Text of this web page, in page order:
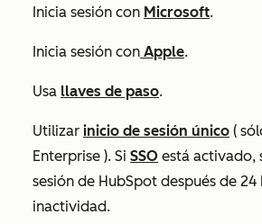
Inicia sesión con Microsoft.
Inicia sesión con Apple.
Usa llaves de paso.
Utilizar inicio de sesión único (
Enterprise ). Si SSO está activado,
sesión de HubSpot después de 24
inactividad.